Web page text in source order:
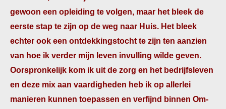
gewoon een opleiding te volgen, maar het bleek de
eerste stap te zijn op de weg naar Huis. Het bleek
echter ook een ontdekkingstocht te zijn ten aanzien
van hoe ik verder mijn leven invulling wilde geven.
Oorspronkelijk kom ik uit de zorg en het bedrijfsleven
en deze mix aan vaardigheden heb ik op allerlei
manieren kunnen toepassen en verfijnd binnen Om-